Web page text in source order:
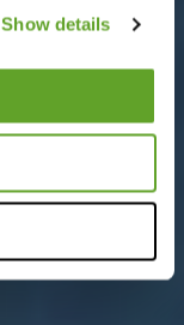
Show details